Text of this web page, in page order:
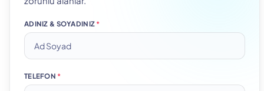
ADINIZ & SOYADINIZ *
TELEFON *